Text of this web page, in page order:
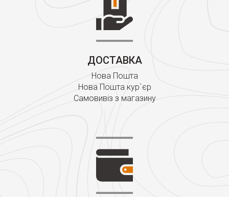
ДОСТАВКА
Нова Пошта
Нова Пошта кур`єр
Самовивіз з магазину